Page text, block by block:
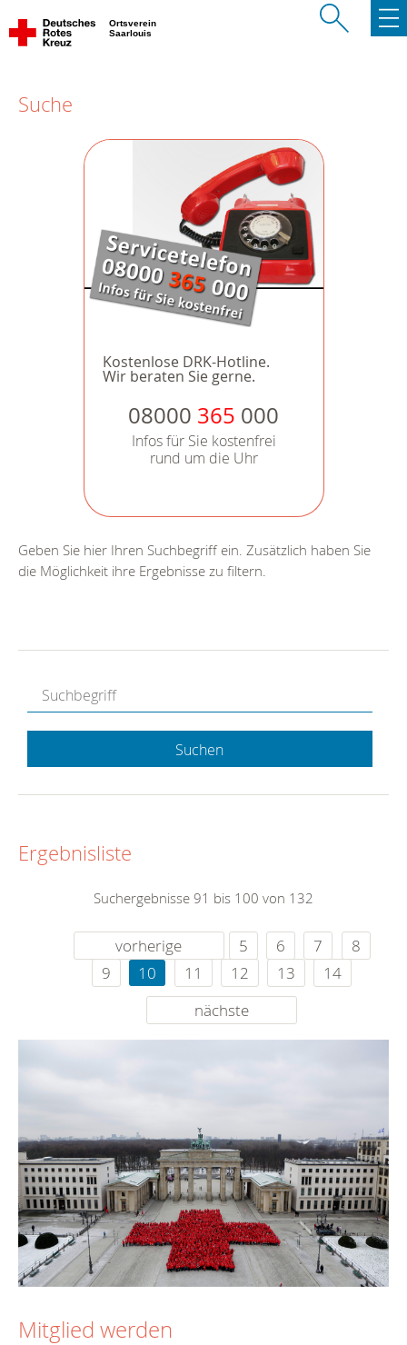
Ortsverein
Saarlouis
Suche
Kostenlose DRK-Hotline.
Wir beraten Sie gerne.
08000 365 000
Infos für Sie kostenfrei
rund um die Uhr
Geben Sie hier Ihren Suchbegriff ein. Zusätzlich haben Sie
die Möglichkeit ihre Ergebnisse zu filtern.
Suchen
Ergebnisliste
Suchergebnisse 91 bis 100 von 132
vorherige 5 6 7
8
9
10 11 12 13
14
nächste
Mitglied werden